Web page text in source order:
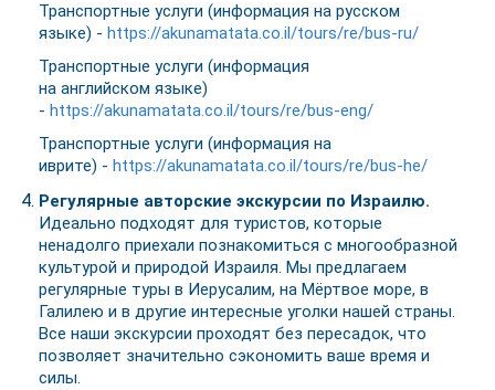
Транспортные услуги (информация на русском
языке) - https://akunamatata.co.il/tours/re/bus-ru/
Транспортные услуги (информация
на английском языке)
- https://akunamatata.co.il/tours/re/bus-eng/
Транспортные услуги (информация на
иврите) - https://akunamatata.co.il/tours/re/bus-he/
Регулярные авторские экскурсии по Израилю.
Идеально подходят для туристов, которые
ненадолго приехали познакомиться с многообразной
культурой и природой Израиля. Мы предлагаем
регулярные туры в Иерусалим, на Мёртвое море, в
Галилею и в другие интересные уголки нашей страны.
Все наши экскурсии проходят без пересадок, что
позволяет значительно сэкономить ваше время и
силы.